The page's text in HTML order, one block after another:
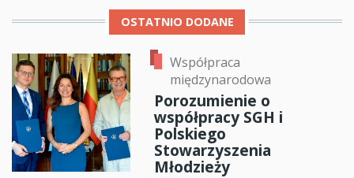
OSTATNIO DODANE
Współpraca
międzynarodowa
Porozumienie o
współpracy SGH i
Polskiego
Stowarzyszenia
Młodzieży